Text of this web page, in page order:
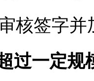
核签字并
过一定